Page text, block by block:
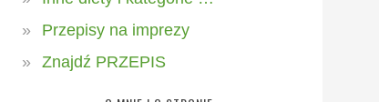
Przepisy na imprezy
Znajdź PRZEPIS